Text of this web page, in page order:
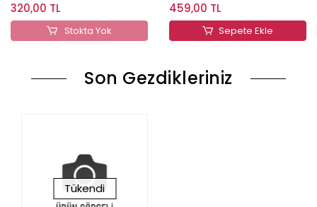
320,00 TL
Stokta Yok
459,00 TL
Sepete Ekle
Son Gezdikleriniz
Tükendi